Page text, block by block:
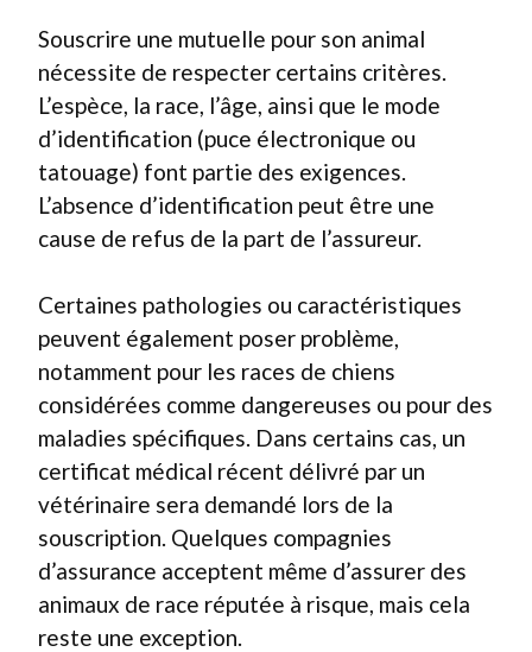
Souscrire une mutuelle pour son animal
nécessite de respecter certains critères.
L’espèce, la race, l’âge, ainsi que le mode
d’identification (puce électronique ou
tatouage) font partie des exigences.
L’absence d’identification peut être une
cause de refus de la part de l’assureur.
Certaines pathologies ou caractéristiques
peuvent également poser problème,
notamment pour les races de chiens
considérées comme dangereuses ou pour des
maladies spécifiques. Dans certains cas, un
certificat médical récent délivré par un
vétérinaire sera demandé lors de la
souscription. Quelques compagnies
d’assurance acceptent même d’assurer des
animaux de race réputée à risque, mais cela
reste une exception.